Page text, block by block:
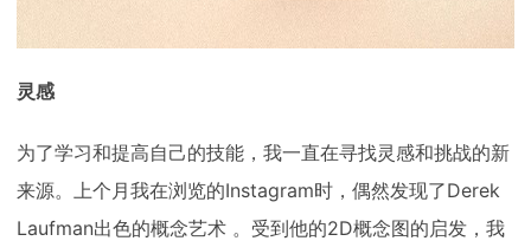
灵感
为了学习和提高自己的技能，我一直在寻找灵感和挑战的新
来源。上个月我在浏览的Instagram时，偶然发现了Derek
Laufman出色的概念艺术 。受到他的2D概念图的启发，我